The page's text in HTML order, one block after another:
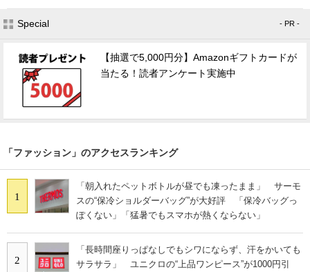
Special - PR -
【抽選で5,000円分】Amazonギフトカードが
当たる！読者アンケート実施中
「ファッション」のアクセスランキング
1
「朝入れたペットボトルが昼でも凍ったまま」 サーモ
スの“保冷ショルダーバッグ”が大好評 「保冷バッグっ
ぽくない」「猛暑でもスマホが熱くならない」
2
「長時間座りっぱなしでもシワにならず、汗をかいても
サラサラ」 ユニクロの“上品ワンピース”が1000円引